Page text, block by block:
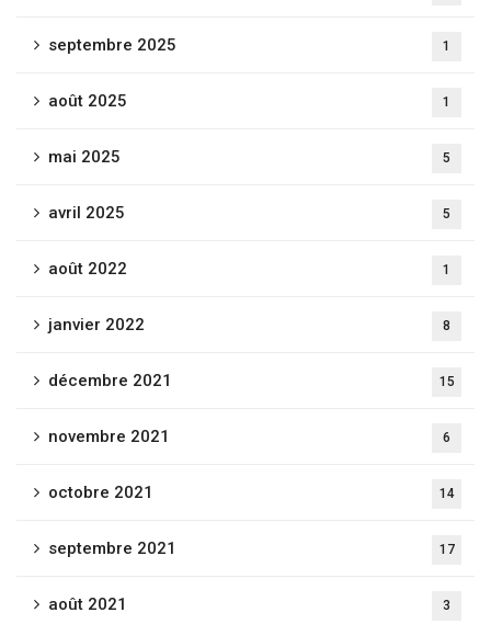
septembre 2025 1
août 2025 1
mai 2025 5
avril 2025 5
août 2022 1
janvier 2022 8
décembre 2021 15
novembre 2021 6
octobre 2021 14
septembre 2021 17
août 2021 3